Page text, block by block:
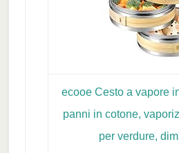
ecooe Cesto a vapore
panni in cotone,
per verdure,